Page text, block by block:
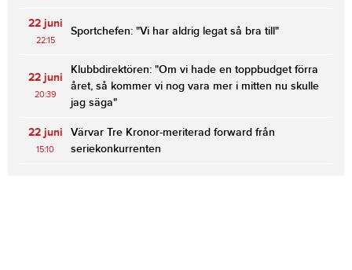
22 juni
22:15
Sportchefen: "Vi har aldrig legat så bra till"
22 juni
20:39
Klubbdirektören: "Om vi hade en toppbudget förra
året, så kommer vi nog vara mer i mitten nu skulle
jag säga"
22 juni
15:10
Värvar Tre Kronor-meriterad forward från
seriekonkurrenten